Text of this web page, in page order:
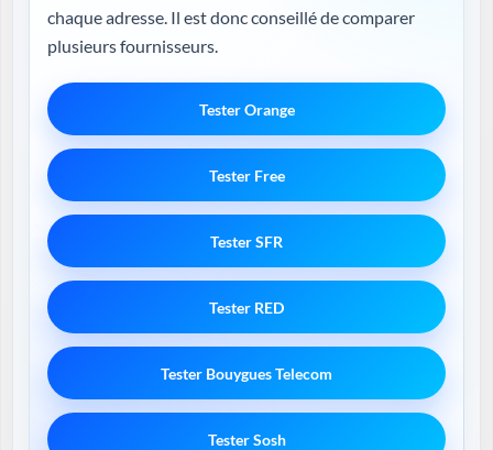
chaque adresse. Il est donc conseillé de comparer
plusieurs fournisseurs.
Tester Orange
Tester Free
Tester SFR
Tester RED
Tester Bouygues Telecom
Tester Sosh